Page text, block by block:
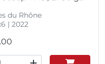
du Rhône
| 2022